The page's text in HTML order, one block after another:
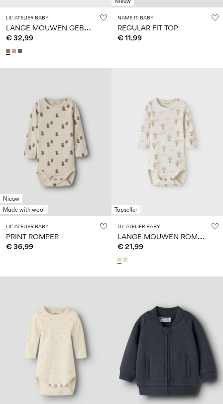
LIL' ATELIER BABY
L
ANGE MOUWEN GEBREID VEST
€ 32,99
NAME IT BABY
REGULAR FIT TOP
€ 11,99
Nieuw
Made with wool
LIL' ATELIER BABY
PRINT ROMPER
€ 36,99
Topseller
LIL' ATELIER BABY
L
ANGE MOUWEN ROMPER
€ 21,99